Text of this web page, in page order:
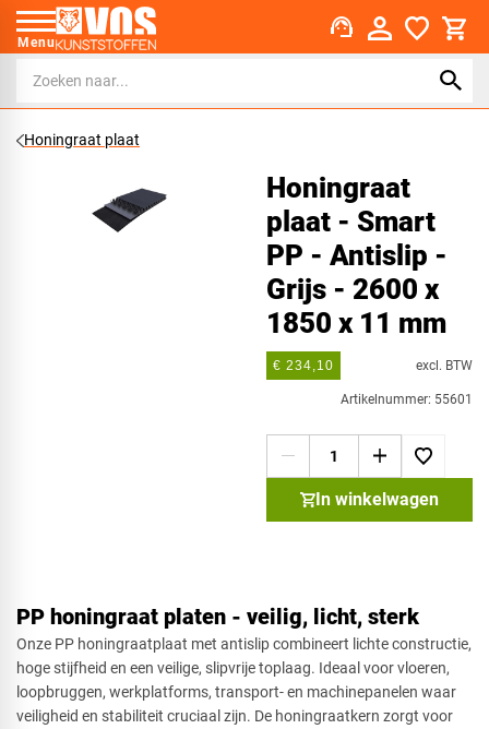
Menu support_agent
Honingraat plaat
Honingraat
plaat - Smart
PP - Antislip -
Grijs - 2600 x
1850 x 11 mm
€ 234,10 excl. BTW
Artikelnummer: 55601
In winkelwagen
PP honingraat platen - veilig, licht, sterk
Onze PP honingraatplaat met antislip combineert lichte constructie,
hoge stijfheid en een veilige, slipvrije toplaag. Ideaal voor vloeren,
loopbruggen, werkplatforms, transport- en machinepanelen waar
veiligheid en stabiliteit cruciaal zijn. De honingraatkern zorgt voor